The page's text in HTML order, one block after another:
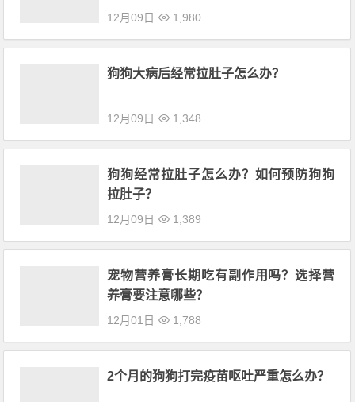
12月09日 1,980
狗狗大病后经常拉肚子怎么办？
12月09日 1,348
狗狗经常拉肚子怎么办？如何预防狗狗
拉肚子？
12月09日 1,389
宠物营养膏长期吃有副作用吗？选择营
养膏要注意哪些？
12月01日 1,788
2个月的狗狗打完疫苗呕吐严重怎么办？